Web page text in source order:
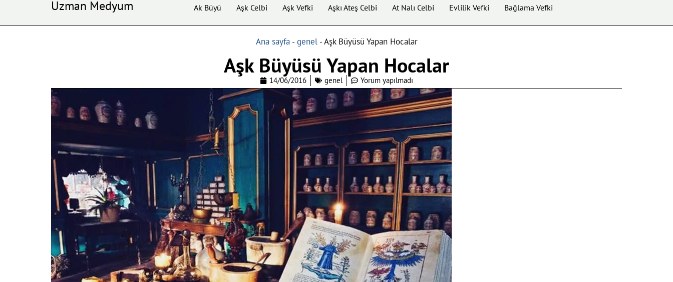
Uzman Medyum Ak Büyü Aşk Celbi Aşk Vefki Aşkı Ateş Celbi At Nalı Celbi Evlilik Vefki Bağlama Vefki
Ana sayfa-genel-Aşk Büyüsü Yapan Hocalar
Aşk Büyüsü Yapan Hocalar
14/06/2016 genel Yorum yapılmadı